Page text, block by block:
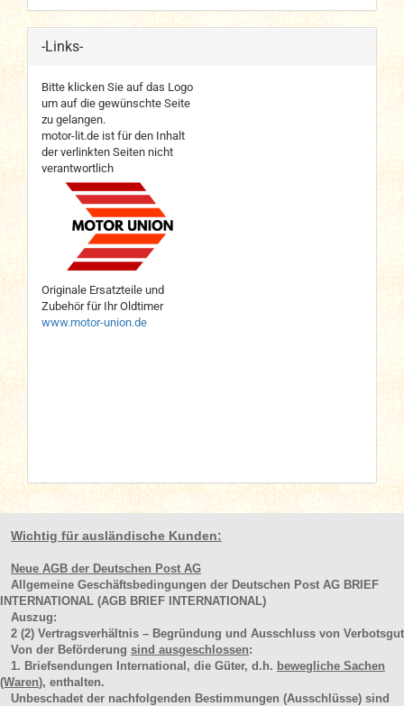
-Links-
Bitte klicken Sie auf das Logo
um auf die gewünschte Seite
zu gelangen.
motor-lit.de ist für den Inhalt
der verlinkten Seiten nicht
verantwortlich
Originale Ersatzteile und
Zubehör für Ihr Oldtimer
www.motor-union.de
Wichtig für ausländische Kunden:
Neue AGB der Deutschen Post AG
Allgemeine Geschäftsbedingungen der Deutschen Post AG BRIEF
INTERNATIONAL (AGB BRIEF INTERNATIONAL)
Auszug:
2 (2) Vertragsverhältnis – Begründung und Ausschluss von Verbotsgut
Von der Beförderung sind ausgeschlossen:
1. Briefsendungen International, die Güter, d.h. bewegliche Sachen
(Waren), enthalten.
Unbeschadet der nachfolgenden Bestimmungen (Ausschlüsse) sind